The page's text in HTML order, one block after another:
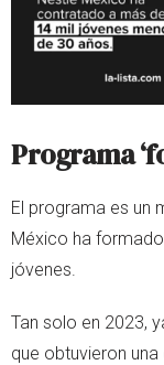
Programa
El programa es un
México ha
jóvenes.
Tan solo en 2023,
que obtuvieron